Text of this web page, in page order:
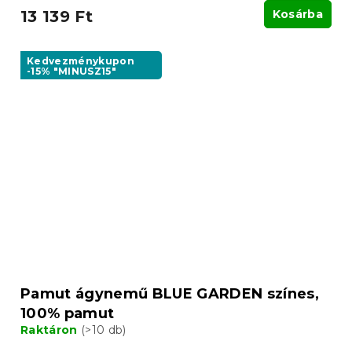
13 139 Ft Kosárba
Kedvezménykupon
-15% "MINUSZ15"
Pamut ágynemű BLUE GARDEN színes,
100% pamut
Raktáron (>10 db)